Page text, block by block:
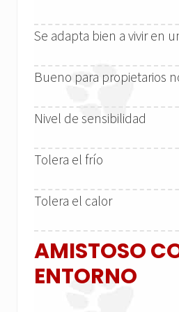
Se adapta bien a vivir en
Bueno para propietarios
Nivel de sensibilidad
Tolera el frío
Tolera el calor
AMISTOSO
ENTORNO